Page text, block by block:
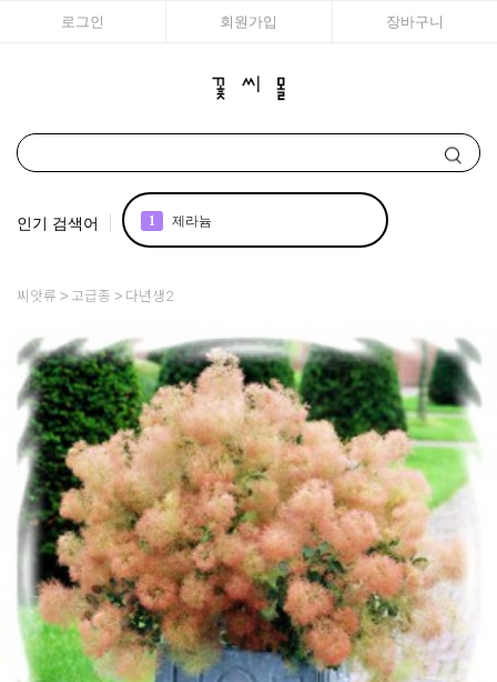
로그인 회원가입 장바구니
인기 검색어 1 제라늄
4 아이비 제라늄
5 접시꽃
6 에키네시아
7 어린모종 국화
8 백합
그라스
씨앗류 고급종 다년생2